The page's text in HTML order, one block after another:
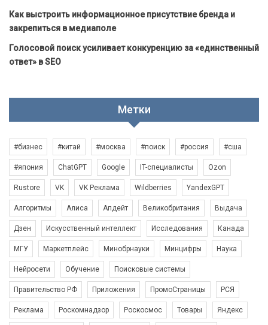
Как выстроить информационное присутствие бренда и
закрепиться в медиаполе
Голосовой поиск усиливает конкуренцию за «единственный
ответ» в SEO
Метки
#бизнес #китай #москва #поиск #россия #сша
#япония ChatGPT Google IT-специалисты Ozon
Rustore VK VK Реклама Wildberries YandexGPT
Алгоритмы Алиса Апдейт Великобритания Выдача
Дзен Искусственный интеллект Исследования Канада
МГУ Маркетплейс Минобрнауки Минцифры Наука
Нейросети Обучение Поисковые системы
Правительство РФ Приложения ПромоСтраницы РСЯ
Реклама Роскомнадзор Роскосмос Товары Яндекс